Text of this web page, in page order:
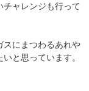
ャレンジも行って
スにまつわるあれや
と思っています。